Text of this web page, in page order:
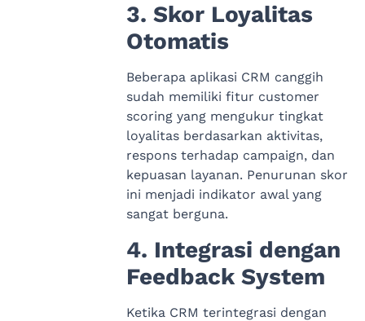
3. Skor Loyalitas
Otomatis
Beberapa aplikasi CRM canggih
sudah memiliki fitur customer
scoring yang mengukur tingkat
loyalitas berdasarkan aktivitas,
respons terhadap campaign, dan
kepuasan layanan. Penurunan skor
ini menjadi indikator awal yang
sangat berguna.
4. Integrasi dengan
Feedback System
Ketika CRM terintegrasi dengan